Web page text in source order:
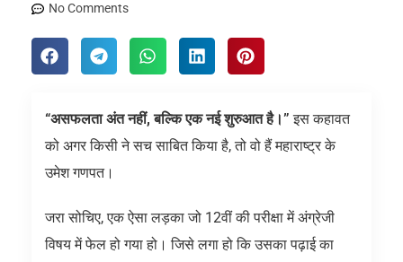
No Comments
“असफलता अंत नहीं, बल्कि एक नई शुरुआत है।” इस कहावत
को अगर किसी ने सच साबित किया है, तो वो हैं महाराष्ट्र के
उमेश गणपत।
जरा सोचिए, एक ऐसा लड़का जो 12वीं की परीक्षा में अंग्रेजी
विषय में फेल हो गया हो। जिसे लगा हो कि उसका पढ़ाई का